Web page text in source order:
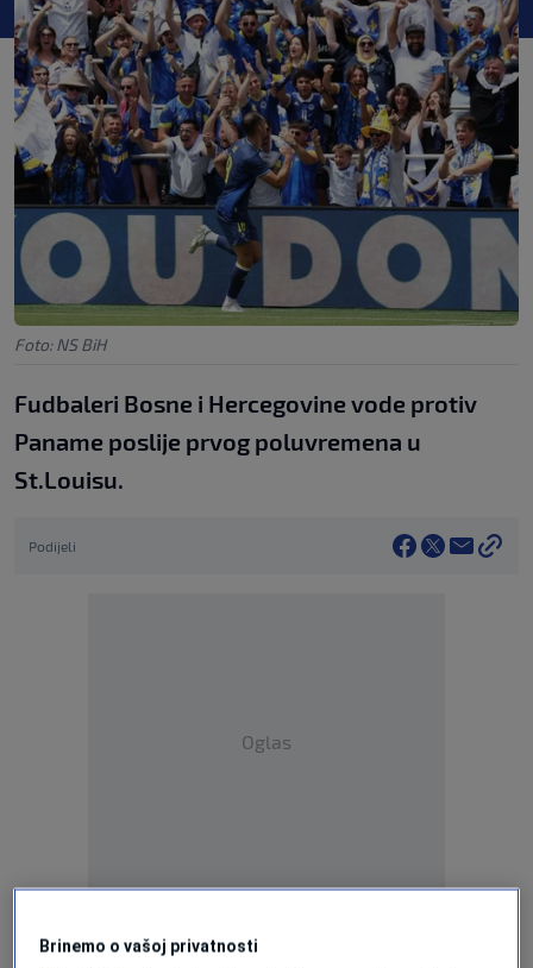
Foto: NS BiH
Fudbaleri Bosne i Hercegovine vode protiv
Paname poslije prvog poluvremena u
St.Louisu.
Podijeli
Oglas
Barbarez bio je Nikola Katić u 23. minutu.
Brinemo o vašoj privatnosti